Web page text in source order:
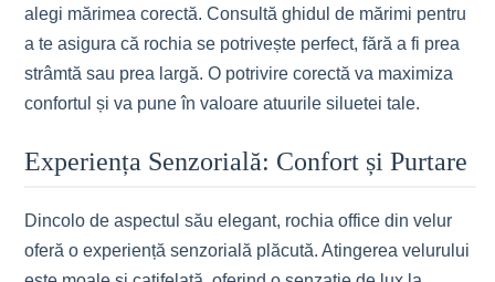
alegi mărimea corectă. Consultă ghidul de mărimi pentru
a te asigura că rochia se potrivește perfect, fără a fi prea
strâmtă sau prea largă. O potrivire corectă va maximiza
confortul și va pune în valoare atuurile siluetei tale.
Experiența Senzorială: Confort și Purtare
Dincolo de aspectul său elegant, rochia office din velur
oferă o experiență senzorială plăcută. Atingerea velurului